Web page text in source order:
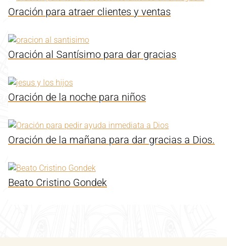
Oración para atraer clientes y ventas
Oración al Santísimo para dar gracias
Oración de la noche para niños
Oración de la mañana para dar gracias a Dios.
Beato Cristino Gondek